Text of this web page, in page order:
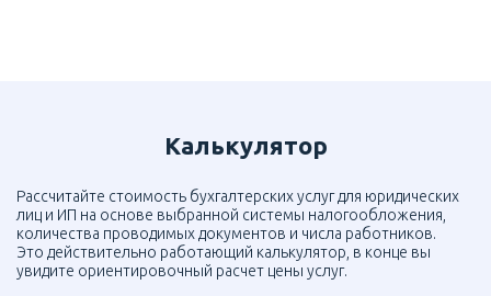
Калькулятор
Рассчитайте стоимость бухгалтерских услуг для юридических
лиц и ИП на основе выбранной системы налогообложения,
количества проводимых документов и числа работников.
Это действительно работающий калькулятор, в конце вы
увидите ориентировочный расчет цены услуг.